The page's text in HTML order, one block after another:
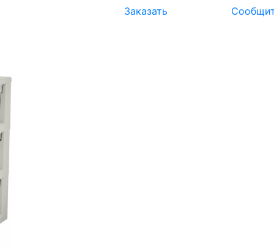
Заказать